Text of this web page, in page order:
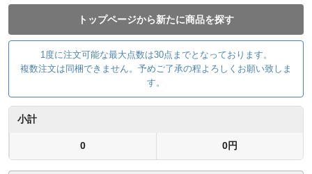
トップページから新たに商品を探す
1度に注文可能な最大点数は30点までとなっております。
複数注文は同梱できません。予めご了承の程よろしくお願い致しま
す。
小計
0 0円